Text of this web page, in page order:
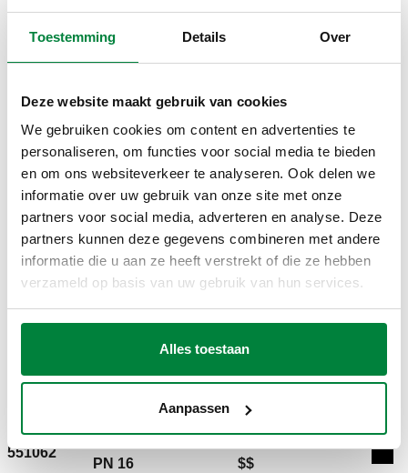
Toestemming Details Over
Deze website maakt gebruik van cookies
We gebruiken cookies om content en advertenties te
personaliseren, om functies voor social media te bieden
en om ons websiteverkeer te analyseren. Ook delen we
informatie over uw gebruik van onze site met onze
partners voor social media, adverteren en analyse. Deze
partners kunnen deze gegevens combineren met andere
informatie die u aan ze heeft verstrekt of die ze hebben
verzameld op basis van uw gebruik van hun services.
Alles toestaan
Aanpassen
3D-modellen
IGS STP BIM
Bestektekst Weergeven Kopiëren
CALEFFI, 551052, DISCAL®. Luchtafscheider.
tegenflenzen EN 1092-1. Aansluiting: DN 50 (EN 1092-1) PN
16. Maximale bedrijfsdruk: 10 bar. Maximale
c55c1e42-94da-4006-a9e3-
9b31e72869f4
551062
PN 16
$$